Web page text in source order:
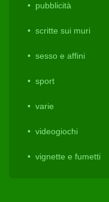
pubblicità
scritte sui muri
sesso e affini
sport
varie
videogiochi
vignette e fumetti